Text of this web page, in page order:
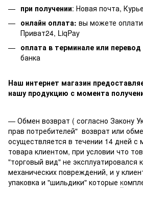
при получении: Новая почта,
онлайн оплата: вы можете
Приват24, LiqPay
оплата в терминале или перевод
банка
Наш интернет магазин
нашу продукцию с момента
— Обмен возврат ( согласно Закону
прав потребителей" возврат или
осуществляется в течении 14 дней с
товара клиентом, при условии что
"торговый вид" не эксплуатировался
механических повреждений, и у
упаковка и "шильдики" которые к